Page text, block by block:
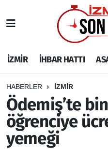
İZMİR İHBAR HATTI
HABERLER İZMİR
Ödemiş’te
öğrenciye
yemeği
İHBAR HATTI
DEPREM
GENEL
EKONOMİ
İzmir Nöbetçi
İzmir Hava Durumu
İzmir Namaz Vakitleri
İzmir Trafik
Puan Durumu ve